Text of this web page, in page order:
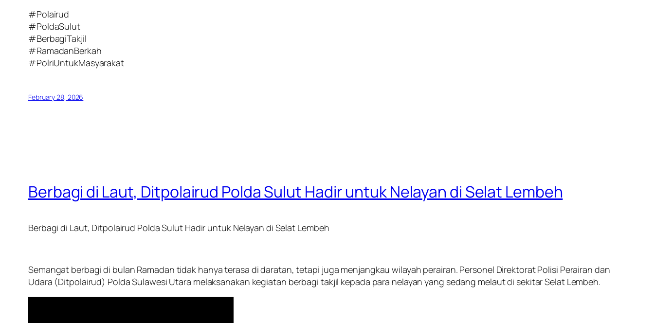
#Polairud
#PoldaSulut
#BerbagiTakjil
#RamadanBerkah
#PolriUntukMasyarakat
February 28, 2026
Berbagi di Laut, Ditpolairud Polda Sulut Hadir untuk Nelayan di Selat Lembeh
Berbagi di Laut, Ditpolairud Polda Sulut Hadir untuk Nelayan di Selat Lembeh
Semangat berbagi di bulan Ramadan tidak hanya terasa di daratan, tetapi juga menjangkau wilayah perairan. Personel Direktorat Polisi Perairan dan
Udara (Ditpolairud) Polda Sulawesi Utara melaksanakan kegiatan berbagi takjil kepada para nelayan yang sedang melaut di sekitar Selat Lembeh.